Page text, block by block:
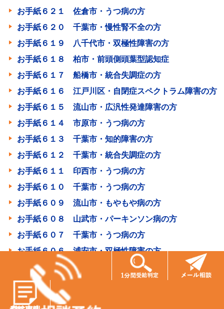
お手紙６２１ 佐倉市・うつ病の方
お手紙６２０ 千葉市・慢性腎不全の方
お手紙６１９ 八千代市・双極性障害の方
お手紙６１８ 柏市・前頭側頭葉型認知症
お手紙６１７ 船橋市・統合失調症の方
お手紙６１６ 江戸川区・自閉症スペクトラム障害の方
お手紙６１５ 流山市・広汎性発達障害の方
お手紙６１４ 市原市・うつ病の方
お手紙６１３ 千葉市・知的障害の方
お手紙６１２ 千葉市・統合失調症の方
お手紙６１１ 印西市・うつ病の方
お手紙６１０ 千葉市・うつ病の方
お手紙６０９ 流山市・もやもや病の方
お手紙６０８ 山武市・パーキンソン病の方
お手紙６０７ 千葉市・うつ病の方
お手紙６０６ 浦安市・双極性障害の方
お手紙６０５ 富里市・後縦靭帯骨化症の方
お手紙６０３ 船橋市・広汎性発達障害の方
お手紙６０２ 匝瑳市・注意欠如多動症、軽度知的障害